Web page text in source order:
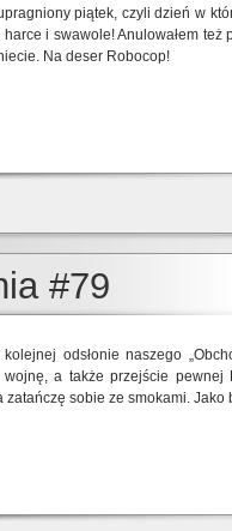
piątek, czyli dzień w
harce i swawole! Anulowałem
Na deser Robocop!
#79
odsłonie naszego
a także przejście pewnej
zatańczę sobie ze smokami.